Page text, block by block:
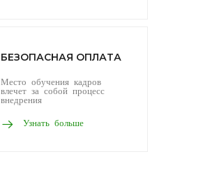
БЕЗОПАСНАЯ ОПЛАТА
Место обучения кадров
влечет за собой процесс
внедрения
Узнать больше